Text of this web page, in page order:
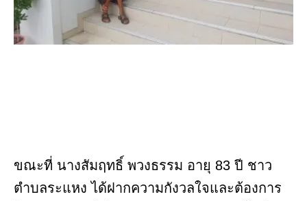
ขณะที่ นางสัมฤทธิ์ พวงธรรม อายุ 83 ปี ชาว
ตำบลระแหง ได้ฝากความกังวลใจและต้องการ